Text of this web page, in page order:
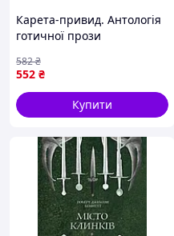
Карета-привид. Антологія
готичної прози
американських
письменниць
552 ₴
582₴
Купити